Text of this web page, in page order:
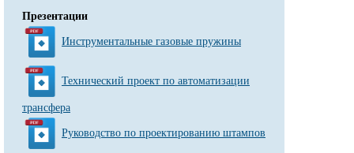
Презентации
Инструментальные газовые пружины
Технический проект по автоматизации
трансфера
Руководство по проектированию штампов